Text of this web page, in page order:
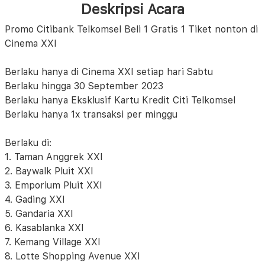
Deskripsi Acara
Promo Citibank Telkomsel Beli 1 Gratis 1 Tiket nonton di
Cinema XXI
Berlaku hanya di Cinema XXI setiap hari Sabtu
Berlaku hingga 30 September 2023
Berlaku hanya Eksklusif Kartu Kredit Citi Telkomsel
Berlaku hanya 1x transaksi per minggu
Berlaku di:
1. Taman Anggrek XXI
2. Baywalk Pluit XXI
3. Emporium Pluit XXI
4. Gading XXI
5. Gandaria XXI
6. Kasablanka XXI
7. Kemang Village XXI
8. Lotte Shopping Avenue XXI